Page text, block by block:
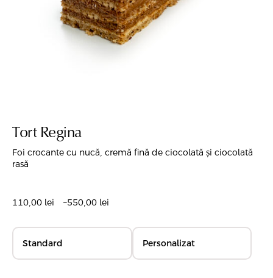
Tort Regina
Foi crocante cu nucă, cremă fină de ciocolată și ciocolată
rasă
110,00 lei –550,00 lei
Standard Personalizat